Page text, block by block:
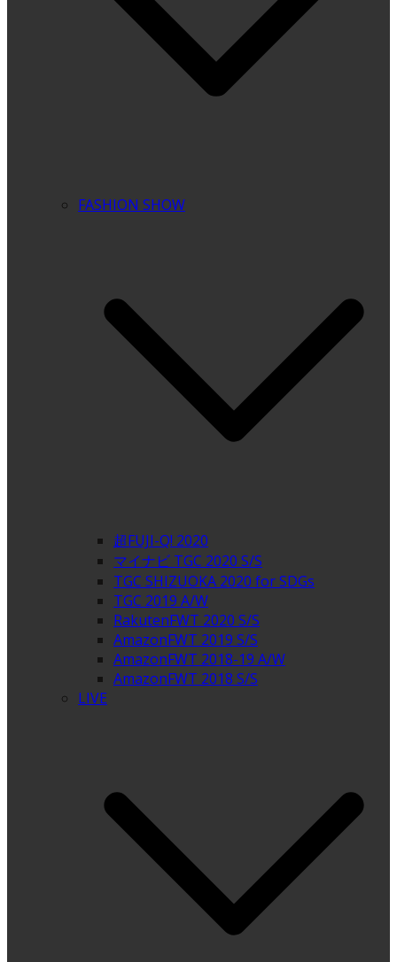
FASHION SHOW
超FUJI-Q! 2020
マイナビ TGC 2020 S/S
TGC SHIZUOKA 2020 for SDGs
TGC 2019 A/W
RakutenFWT 2020 S/S
AmazonFWT 2019 S/S
AmazonFWT 2018-19 A/W
AmazonFWT 2018 S/S
LIVE